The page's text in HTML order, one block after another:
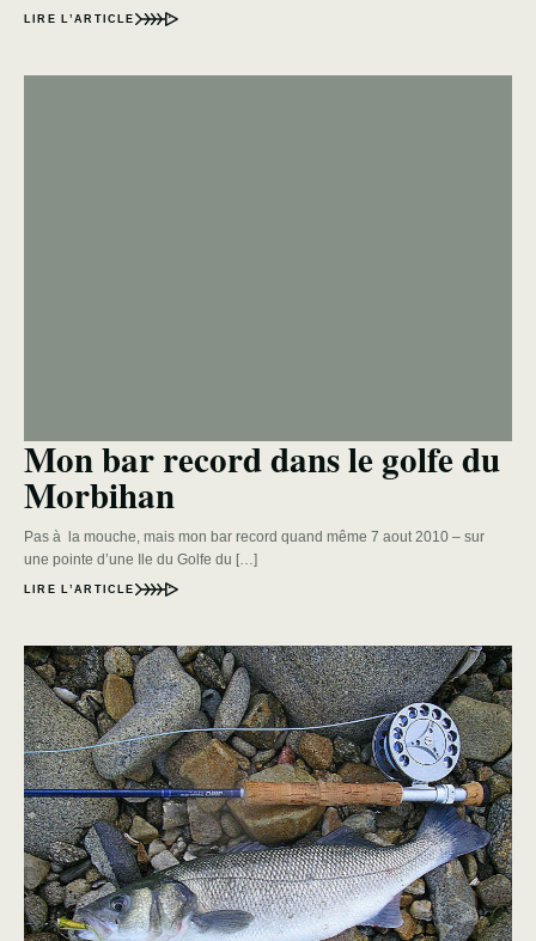
LIRE L’ARTICLE
Mon bar record dans le golfe du
Morbihan
Pas à la mouche, mais mon bar record quand même 7 aout 2010 – sur
une pointe d’une Ile du Golfe du […]
LIRE L’ARTICLE